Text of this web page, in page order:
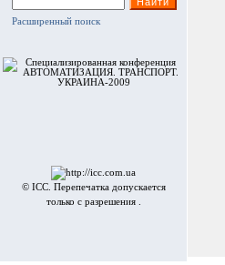
Расширенный поиск
© ICC. Перепечатка допускается
только с разрешения .